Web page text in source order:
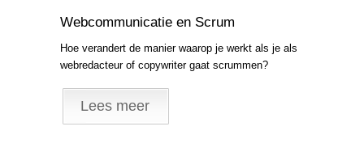
Webcommunicatie en Scrum
Hoe verandert de manier waarop je werkt als je als
webredacteur of copywriter gaat scrummen?
Lees meer